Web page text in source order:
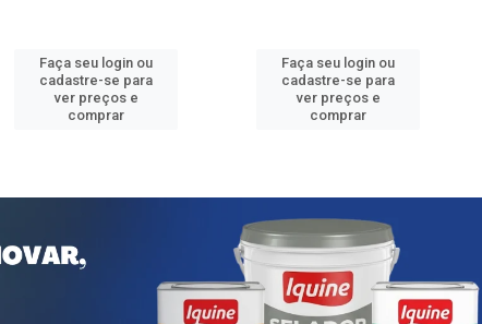
Faça seu login ou
cadastre-se para
ver preços e
comprar
Faça seu login ou
cadastre-se para
ver preços e
comprar